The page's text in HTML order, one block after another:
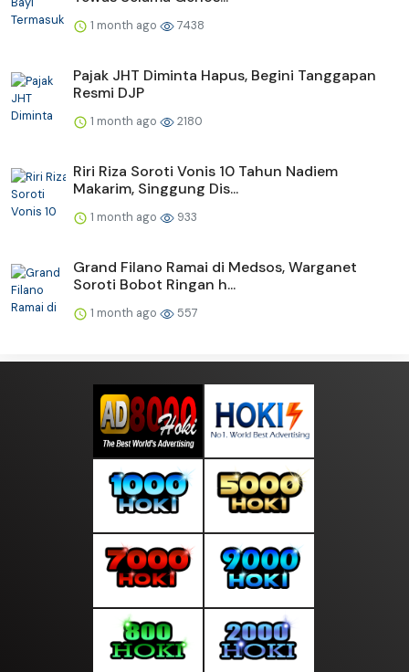
1 month ago 7438
Pajak JHT Diminta Hapus, Begini Tanggapan
Resmi DJP
1 month ago 2180
Riri Riza Soroti Vonis 10 Tahun Nadiem
Makarim, Singgung Dis...
1 month ago 933
Grand Filano Ramai di Medsos, Warganet
Soroti Bobot Ringan h...
1 month ago 557